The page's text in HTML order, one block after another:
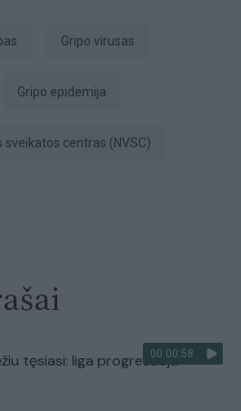
gripo virusas
gripo epidemija
sveikatos centras (NVSC)
00:00:58
tęsiasi: liga progresuoja